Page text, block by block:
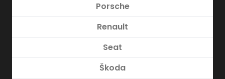
Porsche
Renault
Seat
Škoda